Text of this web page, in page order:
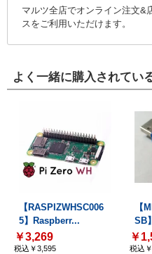
マルツ全店でオンライン注文&
スをご利用いただけます。
よく一緒に購入されてい
【RASPIZWHSC006
5】Raspberr...
￥3,269
税込￥3,595
【
SB
￥
税込